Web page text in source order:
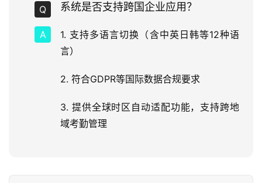
系统是否支持跨国企业应用？
1. 支持多语言切换（含中英日韩等12种语
言）
2. 符合GDPR等国际数据合规要求
3. 提供全球时区自动适配功能，支持跨地
域考勤管理